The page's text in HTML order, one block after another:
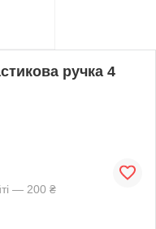
ручка 4
— 200 ₴